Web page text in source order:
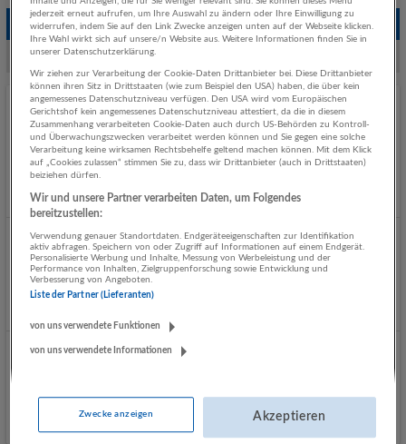
Empfohlene Jobs
Weitere Jobs von Hagleitner Hygiene International GmbH
Rezeption (m/w/d) im MYGYM PRIME Mondsee |
Teilzeit
07.08.2026,MYGYM PRIME
Mondsee
Trainee Filiale (m/w/d) 38,5 Std./Wo
06.08.2026,SPAR Österreichische Warenhandels-AG
Ostermiething
Mitarbeiter (m/w/d) MYGYM Ried | Teilzeit
Ried im Innkreis
jederzeit erneut aufrufen, um Ihre Auswahl zu ändern oder Ihre Einwilligung zu
widerrufen, indem Sie auf den Link Zwecke anzeigen unten auf der Webseite klicken.
Ihre Wahl wirkt sich auf unsere/n Website aus. Weitere Informationen finden Sie in
unserer Datenschutzerklärung.
Wir ziehen zur Verarbeitung der Cookie-Daten Drittanbieter bei. Diese Drittanbieter
können ihren Sitz in Drittstaaten (wie zum Beispiel den USA) haben, die über kein
angemessenes Datenschutzniveau verfügen. Den USA wird vom Europäischen
Gerichtshof kein angemessenes Datenschutzniveau attestiert, da die in diesem
Zusammenhang verarbeiteten Cookie-Daten auch durch US-Behörden zu Kontroll-
und Überwachungszwecken verarbeitet werden können und Sie gegen eine solche
Verarbeitung keine wirksamen Rechtsbehelfe geltend machen können. Mit dem Klick
auf „Cookies zulassen“ stimmen Sie zu, dass wir Drittanbieter (auch in Drittstaaten)
beiziehen dürfen.
Wir und unsere Partner verarbeiten Daten, um Folgendes
bereitzustellen:
Verwendung genauer Standortdaten. Endgeräteeigenschaften zur Identifikation
aktiv abfragen. Speichern von oder Zugriff auf Informationen auf einem Endgerät.
Personalisierte Werbung und Inhalte, Messung von Werbeleistung und der
Performance von Inhalten, Zielgruppenforschung sowie Entwicklung und
Verbesserung von Angeboten.
Liste der Partner (Lieferanten)
von uns verwendete Funktionen
von uns verwendete Informationen
Zwecke anzeigen Akzeptieren